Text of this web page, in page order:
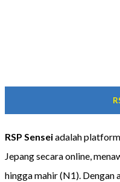
RSP Senseiadalah
Jepang secara online,
hingga mahir (N1). Dengan